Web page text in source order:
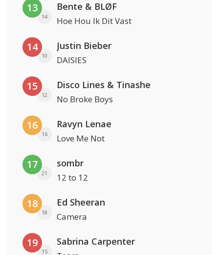
13
14
Bente & BLØF
Hoe Hou Ik Dit Vast
14
10
Justin Bieber
DAISIES
15
12
Disco Lines & Tinashe
No Broke Boys
16
16
Ravyn Lenae
Love Me Not
17
21
sombr
12 to 12
18
18
Ed Sheeran
Camera
19
15
Sabrina Carpenter